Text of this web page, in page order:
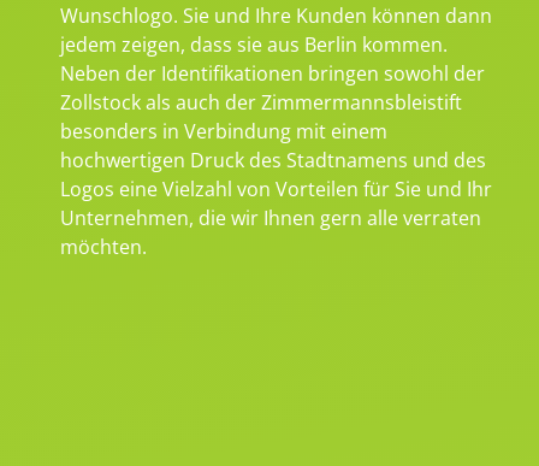
Wunschlogo. Sie und Ihre Kunden können dann
jedem zeigen, dass sie aus Berlin kommen.
Neben der Identifikationen bringen sowohl der
Zollstock als auch der Zimmermannsbleistift
besonders in Verbindung mit einem
hochwertigen Druck des Stadtnamens und des
Logos eine Vielzahl von Vorteilen für Sie und Ihr
Unternehmen, die wir Ihnen gern alle verraten
möchten.